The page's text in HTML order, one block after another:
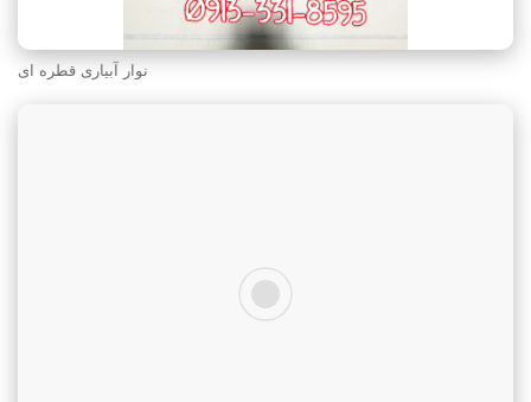
نوار آبیاری قطره ای